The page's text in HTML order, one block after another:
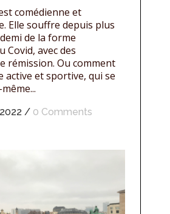
comédienne et
Elle souffre depuis plus
de la forme
Covid, avec des
rémission. Ou comment
active et sportive, qui se
/ 0 Comments